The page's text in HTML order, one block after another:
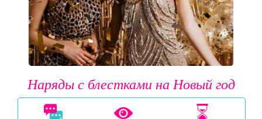
Наряды с блестками на Новый год